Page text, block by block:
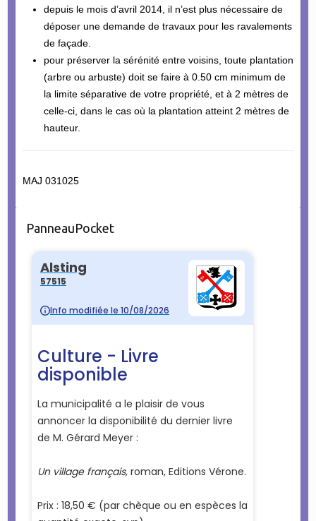
depuis le mois d’avril 2014, il n’est plus nécessaire de
déposer une demande de travaux pour les ravalements
de façade.
pour préserver la sérénité entre voisins, toute plantation
(arbre ou arbuste) doit se faire à 0.50 cm minimum de
la limite séparative de votre propriété, et à 2 mètres de
celle-ci, dans le cas où la plantation atteint 2 mètres de
hauteur.
MAJ 031025
PanneauPocket